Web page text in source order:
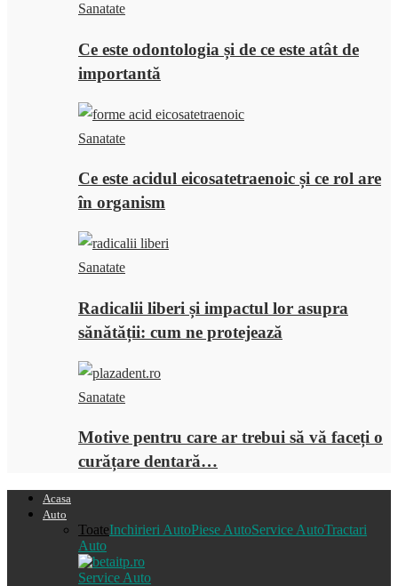
Sanatate
Ce este odontologia și de ce este atât de
importantă
Sanatate
Ce este acidul eicosatetraenoic și ce rol are
în organism
Sanatate
Radicalii liberi și impactul lor asupra
sănătății: cum ne protejează
Sanatate
Motive pentru care ar trebui să vă faceți o
curățare dentară…
Acasa
Auto
ToateInchirieri AutoPiese AutoService AutoTractari
Auto
Service Auto